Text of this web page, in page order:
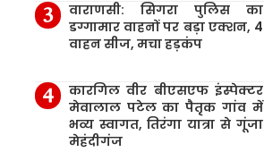
वाराणसी: सिगरा पुलिस का
डग्गामार वाहनों पर बड़ा एक्शन, 4
वाहन सीज, मचा हड़कंप
कारगिल वीर बीएसएफ इंस्पेक्टर
मेवालाल पटेल का पैतृक गांव में
भव्य स्वागत, तिरंगा यात्रा से गूंजा
मेहंदीगंज